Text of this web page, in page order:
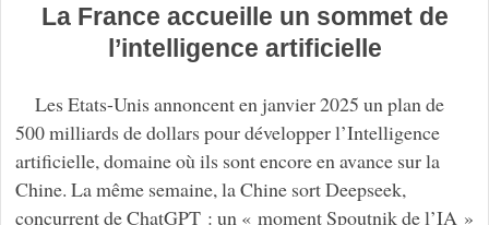
La France accueille un sommet de
l’intelligence artificielle
Les Etats-Unis annoncent en janvier 2025 un plan de
500 milliards de dollars pour développer l’Intelligence
artificielle, domaine où ils sont encore en avance sur la
Chine. La même semaine, la Chine sort Deepseek,
concurrent de ChatGPT : un « moment Spoutnik de l’IA »